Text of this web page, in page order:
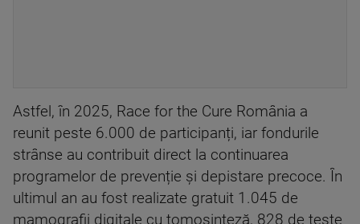
Astfel, în 2025, Race for the Cure România a
reunit peste 6.000 de participanți, iar fondurile
strânse au contribuit direct la continuarea
programelor de prevenție și depistare precoce. În
ultimul an au fost realizate gratuit 1.045 de
mamografii digitale cu tomosinteză, 828 de teste